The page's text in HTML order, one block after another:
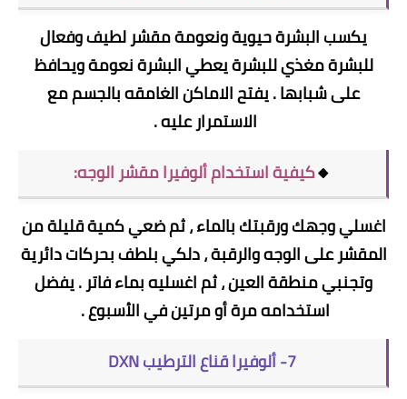
يكسب البشرة حيوية ونعومة مقشر لطيف وفعال
للبشرة مغذي للبشرة يعطي البشرة نعومة ويحافظ
على شبابها . يفتح الاماكن الغامقه بالجسم مع
الاستمرار عليه .
🔸كيفية استخدام ألوفيرا مقشر الوجه:
اغسلي وجهك ورقبتك بالماء ، ثم ضعي كمية قليلة من
المقشر على الوجه والرقبة ، دلكي بلطف بحركات دائرية
وتجنبي منطقة العين ، ثم اغسليه بماء فاتر . يفضل
استخدامه مرة أو مرتين في الأسبوع .
7- ألوفيرا قناع الترطيب DXN